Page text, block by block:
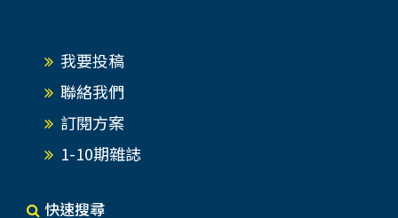
我要投稿
聯絡我們
訂閱方案
1-10期雜誌
快速搜尋